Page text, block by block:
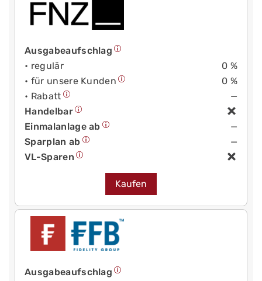
Ausgabeaufschlag
• regulär
0 %
• für unsere Kunden
0 %
• Rabatt
—
Handelbar
Einmalanlage ab
—
Sparplan ab
—
VL-Sparen
Kaufen
Ausgabeaufschlag